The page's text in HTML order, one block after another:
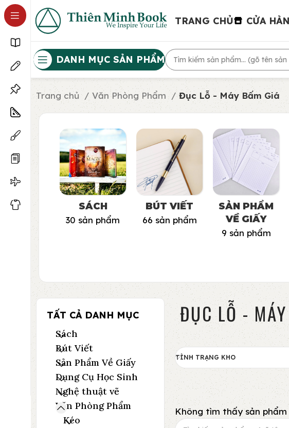
TRANG CHỦ CỬA
DANH MỤC SẢN PHẨM
Trang chủ Văn Phòng Phẩm Đục Lỗ - Máy Bấm Giá
SÁCH
30 sản phẩm
BÚT VIẾT
66 sản phẩm
SẢN PHẨM
VỀ GIẤY
9 sản phẩm
TẤT CẢ DANH MỤC
Sách
Bút Viết
Sản Phẩm Về Giấy
Dụng Cụ Học Sinh
Nghệ thuật vẽ
Văn Phòng Phẩm
Kéo
ĐỤC LỖ -
TÌNH TRẠNG KHO
Không tìm thấy sản